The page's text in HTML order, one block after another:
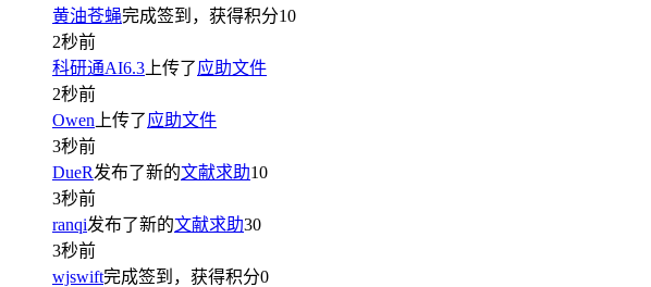
黄油苍蝇完成签到，获得积分10
2秒前
科研通AI6.3 上传了应助文件
2秒前
Owen 上传了应助文件
3秒前
DueR发布了新的文献求助10
3秒前
ranqi发布了新的文献求助30
3秒前
wjswift完成签到，获得积分0